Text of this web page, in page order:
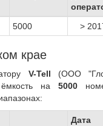
5000 >
крае
V-Tell (ООО
ёмкость на5000
Дата